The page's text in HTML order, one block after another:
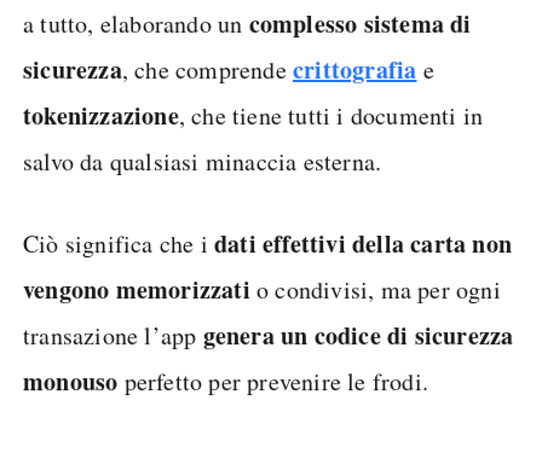
a tutto, elaborando un complesso sistema di
sicurezza, che comprendecrittografia e
tokenizzazione, che tiene tutti i documenti in
salvo da qualsiasi minaccia esterna.
Ciò significa che i dati effettivi della carta non
vengono memorizzati o condivisi, ma per ogni
transazione l’app genera un codice di sicurezza
monouso perfetto per prevenire le frodi.